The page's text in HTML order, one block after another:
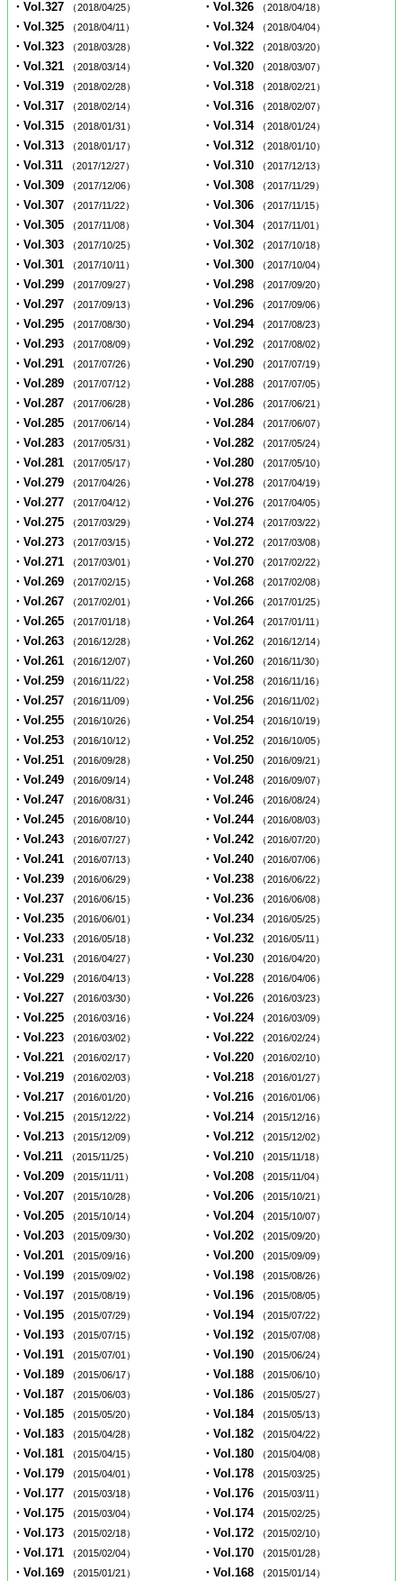
・Vol.327 （2018/04/25） ・Vol.326 （2018/04/18）
・Vol.325 （2018/04/11） ・Vol.324 （2018/04/04）
・Vol.323 （2018/03/28） ・Vol.322 （2018/03/20）
・Vol.321 （2018/03/14） ・Vol.320 （2018/03/07）
・Vol.319 （2018/02/28） ・Vol.318 （2018/02/21）
・Vol.317 （2018/02/14） ・Vol.316 （2018/02/07）
・Vol.315 （2018/01/31） ・Vol.314 （2018/01/24）
・Vol.313 （2018/01/17） ・Vol.312 （2018/01/10）
・Vol.311 （2017/12/27） ・Vol.310 （2017/12/13）
・Vol.309 （2017/12/06） ・Vol.308 （2017/11/29）
・Vol.307 （2017/11/22） ・Vol.306 （2017/11/15）
・Vol.305 （2017/11/08） ・Vol.304 （2017/11/01）
・Vol.303 （2017/10/25） ・Vol.302 （2017/10/18）
・Vol.301 （2017/10/11） ・Vol.300 （2017/10/04）
・Vol.299 （2017/09/27） ・Vol.298 （2017/09/20）
・Vol.297 （2017/09/13） ・Vol.296 （2017/09/06）
・Vol.295 （2017/08/30） ・Vol.294 （2017/08/23）
・Vol.293 （2017/08/09） ・Vol.292 （2017/08/02）
・Vol.291 （2017/07/26） ・Vol.290 （2017/07/19）
・Vol.289 （2017/07/12） ・Vol.288 （2017/07/05）
・Vol.287 （2017/06/28） ・Vol.286 （2017/06/21）
・Vol.285 （2017/06/14） ・Vol.284 （2017/06/07）
・Vol.283 （2017/05/31） ・Vol.282 （2017/05/24）
・Vol.281 （2017/05/17） ・Vol.280 （2017/05/10）
・Vol.279 （2017/04/26） ・Vol.278 （2017/04/19）
・Vol.277 （2017/04/12） ・Vol.276 （2017/04/05）
・Vol.275 （2017/03/29） ・Vol.274 （2017/03/22）
・Vol.273 （2017/03/15） ・Vol.272 （2017/03/08）
・Vol.271 （2017/03/01） ・Vol.270 （2017/02/22）
・Vol.269 （2017/02/15） ・Vol.268 （2017/02/08）
・Vol.267 （2017/02/01） ・Vol.266 （2017/01/25）
・Vol.265 （2017/01/18） ・Vol.264 （2017/01/11）
・Vol.263 （2016/12/28） ・Vol.262 （2016/12/14）
・Vol.261 （2016/12/07） ・Vol.260 （2016/11/30）
・Vol.259 （2016/11/22） ・Vol.258 （2016/11/16）
・Vol.257 （2016/11/09） ・Vol.256 （2016/11/02）
・Vol.255 （2016/10/26） ・Vol.254 （2016/10/19）
・Vol.253 （2016/10/12） ・Vol.252 （2016/10/05）
・Vol.251 （2016/09/28） ・Vol.250 （2016/09/21）
・Vol.249 （2016/09/14） ・Vol.248 （2016/09/07）
・Vol.247 （2016/08/31） ・Vol.246 （2016/08/24）
・Vol.245 （2016/08/10） ・Vol.244 （2016/08/03）
・Vol.243 （2016/07/27） ・Vol.242 （2016/07/20）
・Vol.241 （2016/07/13） ・Vol.240 （2016/07/06）
・Vol.239 （2016/06/29） ・Vol.238 （2016/06/22）
・Vol.237 （2016/06/15） ・Vol.236 （2016/06/08）
・Vol.235 （2016/06/01） ・Vol.234 （2016/05/25）
・Vol.233 （2016/05/18） ・Vol.232 （2016/05/11）
・Vol.231 （2016/04/27） ・Vol.230 （2016/04/20）
・Vol.229 （2016/04/13） ・Vol.228 （2016/04/06）
・Vol.227 （2016/03/30） ・Vol.226 （2016/03/23）
・Vol.225 （2016/03/16） ・Vol.224 （2016/03/09）
・Vol.223 （2016/03/02） ・Vol.222 （2016/02/24）
・Vol.221 （2016/02/17） ・Vol.220 （2016/02/10）
・Vol.219 （2016/02/03） ・Vol.218 （2016/01/27）
・Vol.217 （2016/01/20） ・Vol.216 （2016/01/06）
・Vol.215 （2015/12/22） ・Vol.214 （2015/12/16）
・Vol.213 （2015/12/09） ・Vol.212 （2015/12/02）
・Vol.211 （2015/11/25） ・Vol.210 （2015/11/18）
・Vol.209 （2015/11/11） ・Vol.208 （2015/11/04）
・Vol.207 （2015/10/28） ・Vol.206 （2015/10/21）
・Vol.205 （2015/10/14） ・Vol.204 （2015/10/07）
・Vol.203 （2015/09/30） ・Vol.202 （2015/09/20）
・Vol.201 （2015/09/16） ・Vol.200 （2015/09/09）
・Vol.199 （2015/09/02） ・Vol.198 （2015/08/26）
・Vol.197 （2015/08/19） ・Vol.196 （2015/08/05）
・Vol.195 （2015/07/29） ・Vol.194 （2015/07/22）
・Vol.193 （2015/07/15） ・Vol.192 （2015/07/08）
・Vol.191 （2015/07/01） ・Vol.190 （2015/06/24）
・Vol.189 （2015/06/17） ・Vol.188 （2015/06/10）
・Vol.187 （2015/06/03） ・Vol.186 （2015/05/27）
・Vol.185 （2015/05/20） ・Vol.184 （2015/05/13）
・Vol.183 （2015/04/28） ・Vol.182 （2015/04/22）
・Vol.181 （2015/04/15） ・Vol.180 （2015/04/08）
・Vol.179 （2015/04/01） ・Vol.178 （2015/03/25）
・Vol.177 （2015/03/18） ・Vol.176 （2015/03/11）
・Vol.175 （2015/03/04） ・Vol.174 （2015/02/25）
・Vol.173 （2015/02/18） ・Vol.172 （2015/02/10）
・Vol.171 （2015/02/04） ・Vol.170 （2015/01/28）
・Vol.169 （2015/01/21） ・Vol.168 （2015/01/14）